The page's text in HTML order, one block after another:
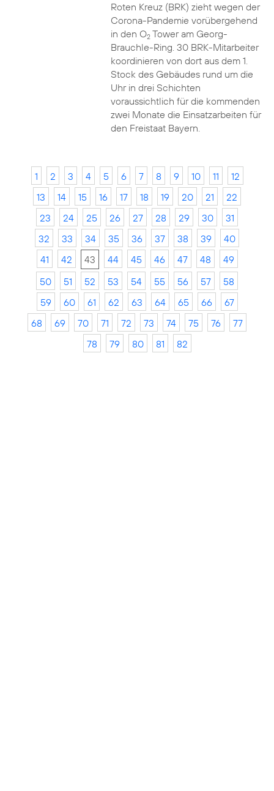
Roten Kreuz (BRK) zieht wegen der
Corona-Pandemie vorübergehend
in den O2Tower am Georg-
Brauchle-Ring. 30 BRK-Mitarbeiter
koordinieren von dort aus dem 1.
Stock des Gebäudes rund um die
Uhr in drei Schichten
voraussichtlich für die kommenden
zwei Monate die Einsatzarbeiten für
den Freistaat Bayern.
1 2 3 4 5 6 7 8 9 10 11
12
13
14 15 16 17 18 19 20 21
22
23
24 25 26 27 28 29 30
31
32
33 34 35 36 37 38 39
40
41
42 43 44 45 46 47 48
49
50
51 52 53 54 55 56 57
58
59
60 61 62 63 64 65 66
67
68
69 70 71 72 73 74 75 76
77
78
79 80 81 82